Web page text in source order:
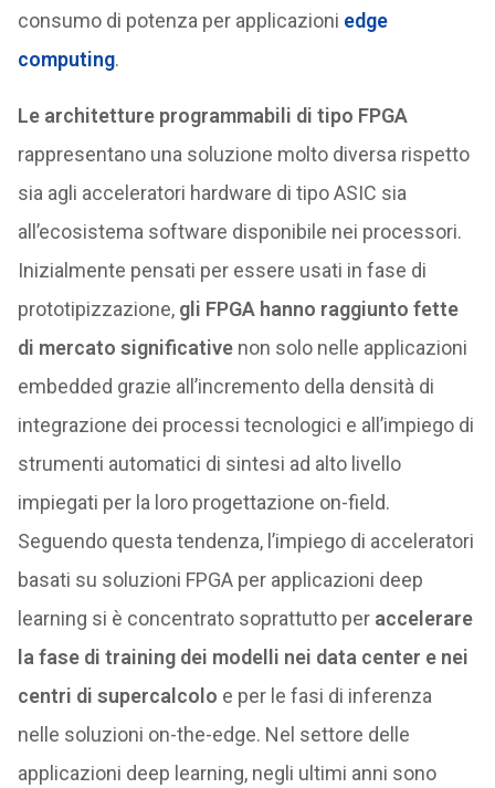
consumo di potenza per applicazioni edge
computing.
Le architetture programmabili di tipo FPGA
rappresentano una soluzione molto diversa rispetto
sia agli acceleratori hardware di tipo ASIC sia
all’ecosistema software disponibile nei processori.
Inizialmente pensati per essere usati in fase di
prototipizzazione, gli FPGA hanno raggiunto fette
di mercato significativenon solo nelle applicazioni
embedded grazie all’incremento della densità di
integrazione dei processi tecnologici e all’impiego di
strumenti automatici di sintesi ad alto livello
impiegati per la loro progettazione on-field.
Seguendo questa tendenza, l’impiego di acceleratori
basati su soluzioni FPGA per applicazioni deep
learning si è concentrato soprattutto per accelerare
la fase di training dei modelli nei data center e nei
centri di supercalcolo e per le fasi di inferenza
nelle soluzioni on-the-edge. Nel settore delle
applicazioni deep learning, negli ultimi anni sono